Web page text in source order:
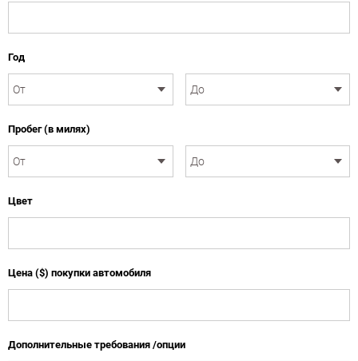
Год
Пробег (в милях)
Цвет
Цена ($) покупки автомобиля
Дополнительные требования /опции